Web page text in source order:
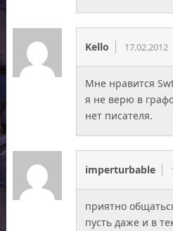
Kello 17.02.2012
Мне нравится
я не верю в
нет писателя.
imperturbable
приятно
пусть даже и в